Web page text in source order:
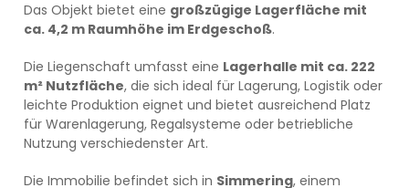
Das Objekt bietet eine großzügige Lagerfläche mit
ca. 4,2 m Raumhöhe im Erdgeschoß.
Die Liegenschaft umfasst eine Lagerhalle mit ca. 222
m² Nutzfläche, die sich ideal für Lagerung, Logistik oder
leichte Produktion eignet und bietet ausreichend Platz
für Warenlagerung, Regalsysteme oder betriebliche
Nutzung verschiedenster Art.
Die Immobilie befindet sich in Simmering, einem